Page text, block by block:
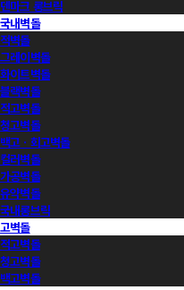
덴마크 롱브릭
국내벽돌
적벽돌
그레이벽돌
화이트벽돌
블랙벽돌
적고벽돌
청고벽돌
백고ㆍ회고벽돌
컬러벽돌
가공벽돌
유약벽돌
국내롱브릭
고벽돌
적고벽돌
청고벽돌
백고벽돌